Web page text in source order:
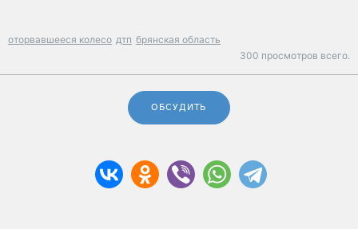
оторвавшееся колесо дтп брянская область
300 просмотров всего.
ОБСУДИТЬ